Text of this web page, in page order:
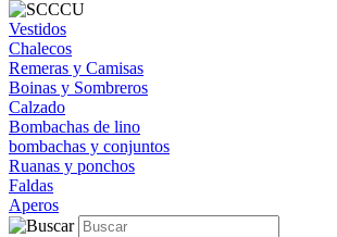
Vestidos
Chalecos
Remeras y Camisas
Boinas y Sombreros
Calzado
Bombachas de lino
bombachas y conjuntos
Ruanas y ponchos
Faldas
Aperos